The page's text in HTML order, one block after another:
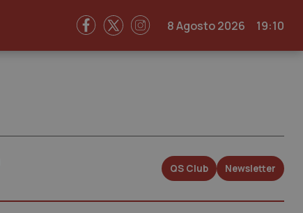
8 Agosto 2026 19:10
QS Club Newsletter